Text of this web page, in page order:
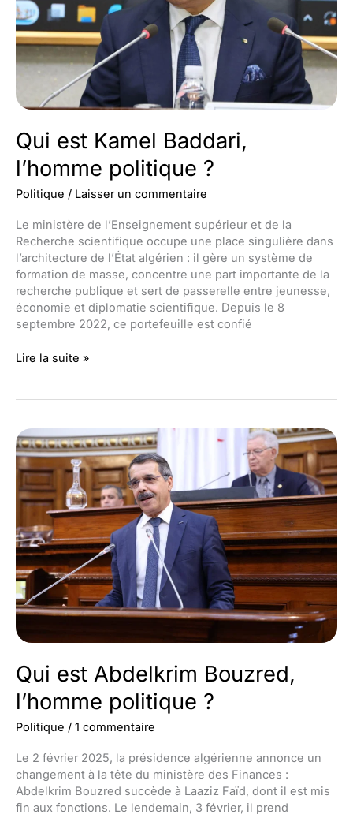
Qui est Kamel Baddari,
l’homme politique ?
Politique / Laisser un commentaire
Le ministère de l’Enseignement supérieur et de la
Recherche scientifique occupe une place singulière dans
l’architecture de l’État algérien : il gère un système de
formation de masse, concentre une part importante de la
recherche publique et sert de passerelle entre jeunesse,
économie et diplomatie scientifique. Depuis le 8
septembre 2022, ce portefeuille est confié
Qui
politique
?
Lire la suite »
Qui est Abdelkrim Bouzred,
l’homme politique ?
Politique / 1 commentaire
Le 2 février 2025, la présidence algérienne annonce un
changement à la tête du ministère des Finances :
Abdelkrim Bouzred succède à Laaziz Faïd, dont il est mis
fin aux fonctions. Le lendemain, 3 février, il prend